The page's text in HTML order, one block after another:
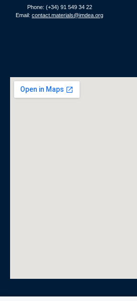
Phone: (+34) 91 549 34 22
Email: contact.materials@imdea.org